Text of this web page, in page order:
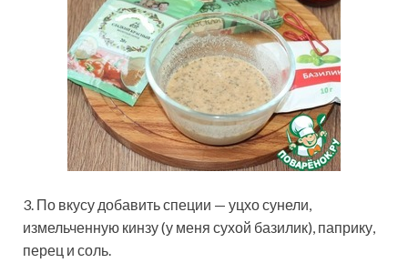
3. По вкусу добавить специи — уцхо сунели,
измельченную кинзу (у меня сухой базилик), паприку,
перец и соль.